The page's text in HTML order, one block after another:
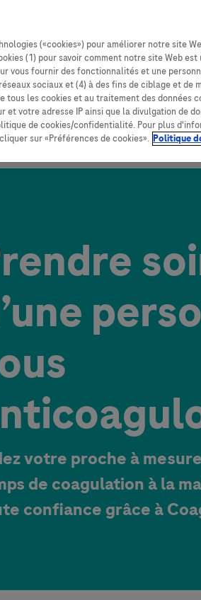
L’autosurveillance
votre proche à
de coagulation à la
confiance grâce à
(«cookies») pour améliorer notre site
(1) pour savoir comment notre site Web
vous fournir des fonctionnalités et une
sociaux et (4) à des fins de ciblage et de
tous les cookies et au traitement des données
et votre adresse IP ainsi que la divulgation de
de cookies/confidentialité. Pour plus
sur «Préférences de cookies». Politique